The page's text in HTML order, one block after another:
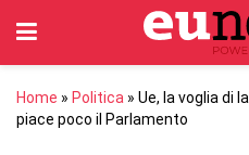
Home » Politica » Ue, la voglia di
piace poco il Parlamento